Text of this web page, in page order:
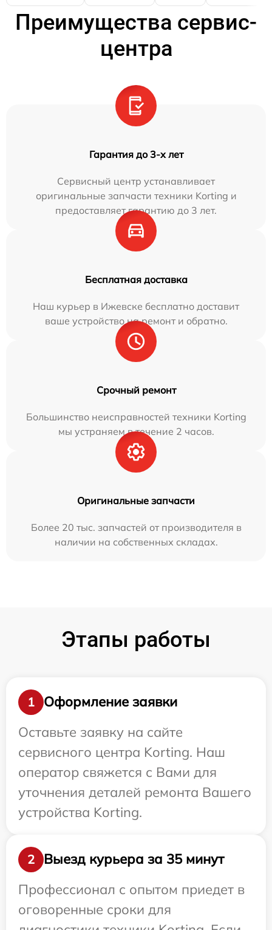
Преимущества сервис-
центра
Гарантия до 3-х лет
Сервисный центр устанавливает
оригинальные запчасти техники Korting и
предоставляет гарантию до 3 лет.
Бесплатная доставка
Наш курьер в Ижевске бесплатно доставит
ваше устройство на ремонт и обратно.
Срочный ремонт
Большинство неисправностей техники Korting
мы устраняем в течение 2 часов.
Оригинальные запчасти
Более 20 тыс. запчастей от производителя в
наличии на собственных складах.
Этапы работы
1
Оформление заявки
Оставьте заявку на сайте
сервисного центра Korting. Наш
оператор свяжется с Вами для
уточнения деталей ремонта Вашего
устройства Korting.
2
Выезд курьера за 35 минут
Профессионал с опытом приедет в
оговоренные сроки для